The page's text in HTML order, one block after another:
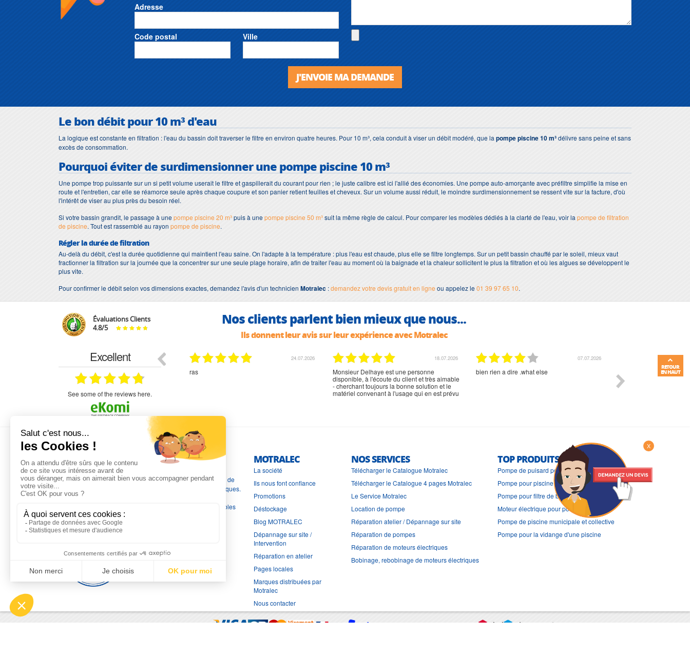
Adresse
Code postal Ville
J'ENVOIE MA DEMANDE
Le bon débit pour 10 m³ d'eau
La logique est constante en filtration : l'eau du bassin doit traverser le filtre en environ quatre heures. Pour 10 m³, cela conduit à viser un débit modéré, que la pompe piscine 10 m³délivre sans peine et sans
excès de consommation.
Pourquoi éviter de surdimensionner une pompe piscine 10 m³
Une pompe trop puissante sur un si petit volume userait le filtre et gaspillerait du courant pour rien ; le juste calibre est ici l'allié des économies. Une pompe auto-amorçante avec préfiltre simplifie la mise en
route et l'entretien, car elle se réamorce seule après chaque coupure et son panier retient feuilles et cheveux. Sur un volume aussi réduit, le moindre surdimensionnement se ressent vite sur la facture, d'où
l'intérêt de viser au plus près du besoin réel.
Si votre bassin grandit, le passage à unepompe piscine 20 m³puis à unepompe piscine 50 m³suit la même règle de calcul. Pour comparer les modèles dédiés à la clarté de l'eau, voir la pompe de filtration
de piscine. Tout est rassemblé au rayon pompe de piscine.
Régler la durée de filtration
Au-delà du débit, c'est la durée quotidienne qui maintient l'eau saine. On l'adapte à la température : plus l'eau est chaude, plus elle se filtre longtemps. Sur un petit bassin chauffé par le soleil, mieux vaut
fractionner la filtration sur la journée que la concentrer sur une seule plage horaire, afin de traiter l'eau au moment où la baignade et la chaleur sollicitent le plus la filtration et où les algues se développent le
plus vite.
Pour confirmer le débit selon vos dimensions exactes, demandez l'avis d'un technicien Motralec :demandez votre devis gratuit en ligne ou appelez le01 39 97 65 10.
Évaluations Clients
4.8/5 Nos clients parlent bien mieux que nous...
Ils donnent leur avis sur leur expérience avec Motralec
Excellent
see some of the reviews here.
07.07.2026
bien rien a dire .what else
02.07.2026
RAS
02.07.2026
rien à signaler, très content
01.07.2026
Commande et délais parfait Très bon suivi et très
L'EXPERTISE MOTRALEC
Depuis 1976, nous sommes
Franceen pompes de relevage, station de relevage, pompe de
chauffage, suppression, forage, immergée et moteurs électriques.
Nous assurons
, tout en travaillant avec les marques les plus fiables
du marché.
MOTRALEC
La société
Ils nous font confiance
Promotions
Déstockage
Blog MOTRALEC
Dépannage sur site /
Intervention
Réparation en atelier
Pages locales
Marques distribuées par
Motralec
Nous contacter
NOS SERVICES
Télécharger le Catalogue Motralec
Télécharger le Catalogue 4 pages Motralec
Le Service Motralec
Location de pompe
Réparation atelier / Dépannage sur site
Réparation de pompes
Réparation de moteurs électriques
Bobinage, rebobinage de moteurs électriques
TOP PRODUITS
Pompe de puisard pour piscine
Pompe pour piscine de 50 m3
Pompe pour filtre de bassin et de piscine
Moteur électrique pour pompe piscine
Pompe de piscine municipale et collective
Pompe pour la vidange d'une piscine
X
RETOUR
EN HAUT